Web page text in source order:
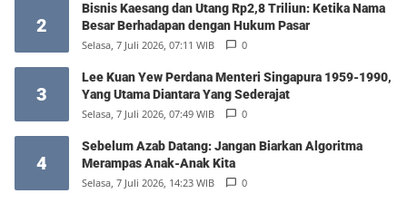
2
Bisnis Kaesang dan Utang Rp2,8 Triliun: Ketika Nama
Besar Berhadapan dengan Hukum Pasar
Selasa, 7 Juli 2026, 07:11 WIB 0
3
Lee Kuan Yew Perdana Menteri Singapura 1959-1990,
Yang Utama Diantara Yang Sederajat
Selasa, 7 Juli 2026, 07:49 WIB 0
4
Sebelum Azab Datang: Jangan Biarkan Algoritma
Merampas Anak-Anak Kita
Selasa, 7 Juli 2026, 14:23 WIB 0